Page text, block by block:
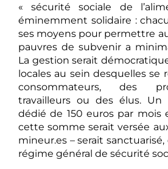
« sécurité sociale de
éminemment solidaire :
ses moyens pour permettre
pauvres de subvenir a
La gestion serait
locales au sein desquelles se
consommateurs, des
travailleurs ou des élus.
dédié de 150 euros par mois
cette somme serait versée
mineur.es – serait
régime général de sécurité